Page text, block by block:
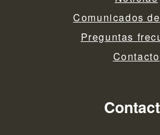
Comunicados
Preguntas
Contacto